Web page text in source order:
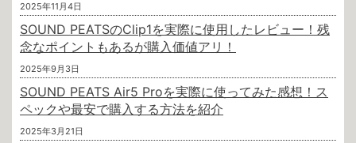
2025年11月4日
SOUND PEATSのClip1を実際に使用したレビュー！残
念なポイントもあるが購入価値アリ！
2025年9月3日
SOUND PEATS Air5 Proを実際に使ってみた感想！ス
ペックや最安で購入する方法を紹介
2025年3月21日